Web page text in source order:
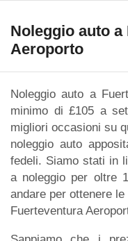
Noleggio auto
Aeroporto
Noleggio auto a
minimo di £105 a
migliori occasioni su
noleggio auto
fedeli. Siamo stati in
a noleggio per oltre
andare per ottenere
Fuerteventura